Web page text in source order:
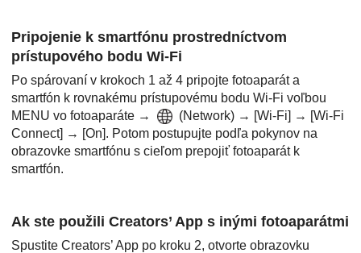
Pripojenie k smartfónu prostredníctvom
prístupového bodu Wi-Fi
Po spárovaní v krokoch 1 až 4 pripojte fotoaparát a
smartfón k rovnakému prístupovému bodu Wi-Fi voľbou
MENU vo fotoaparáte → (Network) → [Wi-Fi] → [Wi-Fi
Connect] → [On]. Potom postupujte podľa pokynov na
obrazovke smartfónu s cieľom prepojiť fotoaparát k
smartfón.
Ak ste použili Creators’ App s inými fotoaparátmi
Spustite Creators’ App po kroku 2, otvorte obrazovku